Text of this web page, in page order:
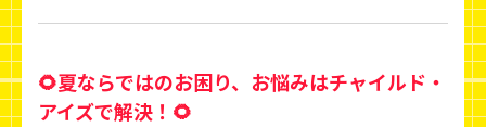
🌻夏ならではのお困り、お悩みはチャイルド・
アイズで解決！🌻